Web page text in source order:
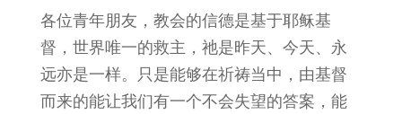
各位青年朋友，教会的信德是基于耶稣基
督，世界唯一的救主，祂是昨天、今天、永
远亦是一样。只是能够在祈祷当中，由基督
而来的能让我们有一个不会失望的答案，能